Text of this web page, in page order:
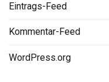
Eintrags-Feed
Kommentar-Feed
WordPress.org